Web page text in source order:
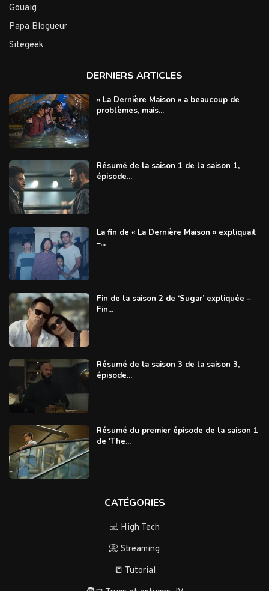
Gouaig
Papa Blogueur
Sitegeek
DERNIERS ARTICLES
« La Dernière Maison » a beaucoup de
problèmes, mais...
Résumé de la saison 1 de la saison 1,
épisode...
La fin de « La Dernière Maison » expliquait
–...
Fin de la saison 2 de ‘Sugar’ expliquée –
Fin...
Résumé de la saison 3 de la saison 3,
épisode...
Résumé du premier épisode de la saison 1
de ‘The...
CATÉGORIES
💻 High Tech
📀 Streaming
📒 Tutorial